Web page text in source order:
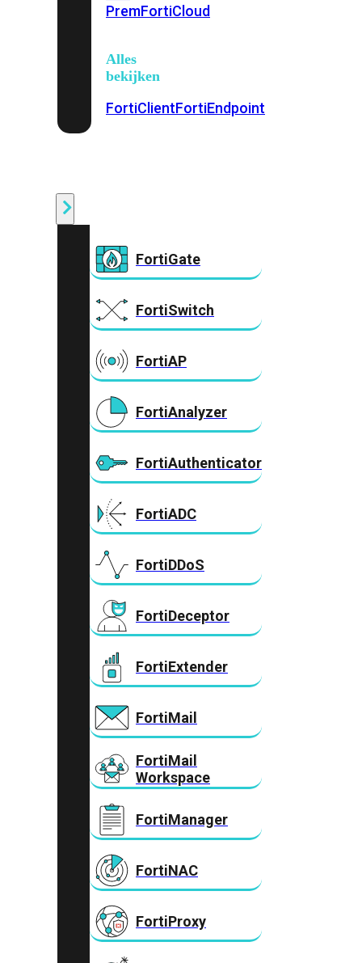
PremFortiCloud
Alles
bekijken
FortiClientFortiEndpoint
FortiGate
FortiSwitch
FortiAP
FortiAnalyzer
FortiAuthenticator
FortiADC
FortiDDoS
FortiDeceptor
FortiExtender
FortiMail
FortiMail
Workspace
FortiManager
FortiNAC
FortiProxy